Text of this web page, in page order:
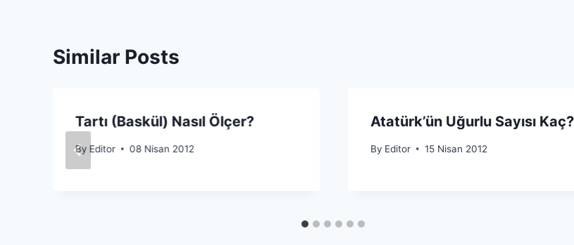
Similar Posts
Tartı (Baskül) Nasıl Ölçer?
By Editor 08 Nisan 2012
Atatürk’ün Uğurlu Sayısı Kaç?
By Editor 15 Nisan 2012